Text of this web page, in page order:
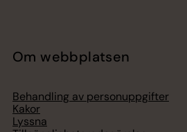
Om webbplatsen
Behandling av personuppgifter
Kakor
Lyssna